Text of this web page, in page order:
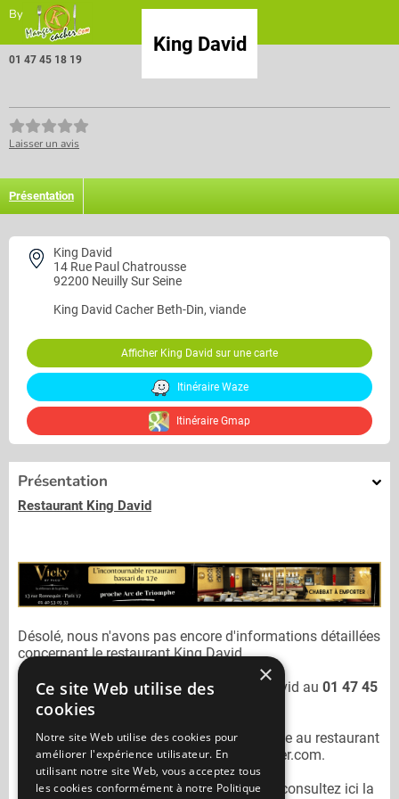
By
King David
01 47 45 18 19
Laisser un avis
Présentation
King David
14 Rue Paul Chatrousse
92200 Neuilly Sur Seine
King David Cacher Beth-Din, viande
Afficher King David sur une carte
Itinéraire Waze
Itinéraire Gmap
Présentation
Restaurant King David
Désolé, nous n'avons pas encore d'informations détaillées
concernant le restaurant King David.
Vous pouvez joindre le restaurant
King David au 01 47 45
18 19
N'oubliez pas de préciser lors de votre sortie au restaurant
King David qu'il n'est pas sur Mangercacher.com.
Pour consulter un autre restaurant cacher
consultez ici la
×
Ce site Web utilise des
cookies
Notre site Web utilise des cookies pour
améliorer l'expérience utilisateur. En
utilisant notre site Web, vous acceptez tous
les cookies conformément à notre Politique